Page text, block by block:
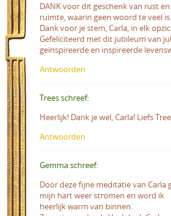
DANK voor dit geschenk van rust en
ruimte, waarin geen woord te veel is.
Dank voor je stem, Carla, in elk
Gefeliciteerd met dit jubileum van
geïnspireerde en inspireerde
Antwoorden
Trees schreef:
Heerlijk! Dank je wel, Carla! Liefs
Antwoorden
Gemma schreef:
Door deze fijne meditatie van Carla
mijn hart weer stromen en word ik
heerlijk warm van binnen.